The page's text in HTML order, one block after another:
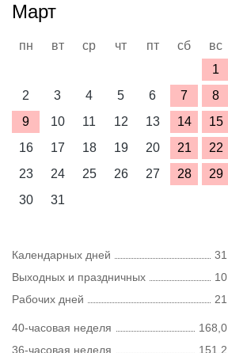
Март
пн вт ср чт пт сб
вс
1
2
3 4 5 6 7
8
9
10 11 12 13 14
15
16
17 18 19 20 21
22
23
24 25 26 27 28
29
30
31
Календарных дней
31
Выходных и праздничных
10
Рабочих дней
21
40-часовая неделя
168,0
36-часовая неделя
151,2